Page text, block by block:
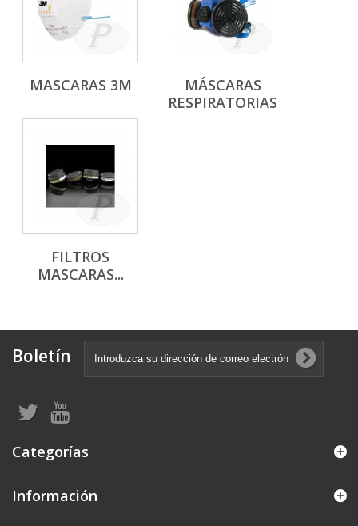
MASCARAS 3M
MÁSCARAS
RESPIRATORIAS
FILTROS
MASCARAS...
Boletín
Categorías
Información